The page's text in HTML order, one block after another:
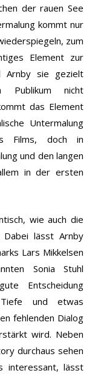
der rauen See
kommt nur
zum
Element zur
Arnby sie gezielt
Publikum nicht
das Element
Untermalung
Films, doch in
und den langen
in der ersten
wie auch die
Dabei lässt Arnby
Lars Mikkelsen
Sonia Stuhl
Entscheidung
und etwas
fehlenden Dialog
wird. Neben
durchaus sehen
interessant, lässt